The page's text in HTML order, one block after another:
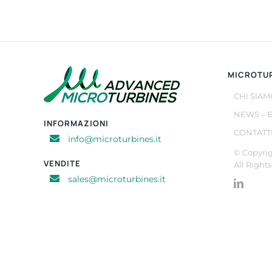
INFORMAZIONI
info@microturbines.it
VENDITE
sales@microturbines.it
CHI
NEWS –
©
All